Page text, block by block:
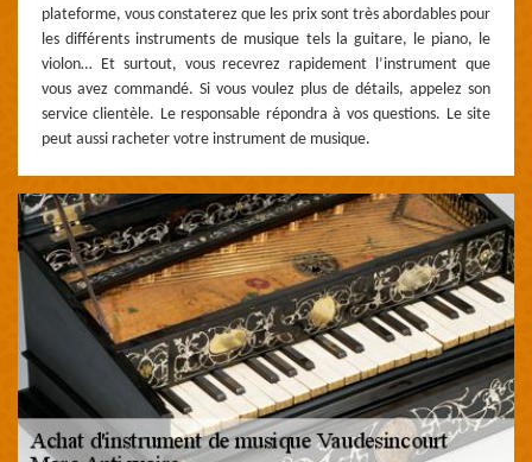
plateforme, vous constaterez que les prix sont très abordables pour
les différents instruments de musique tels la guitare, le piano, le
violon… Et surtout, vous recevrez rapidement l’instrument que
vous avez commandé. Si vous voulez plus de détails, appelez son
service clientèle. Le responsable répondra à vos questions. Le site
peut aussi racheter votre instrument de musique.